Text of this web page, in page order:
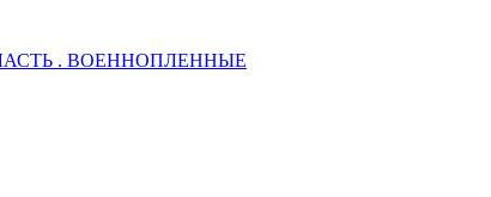
. ВОЕННОПЛЕННЫЕ